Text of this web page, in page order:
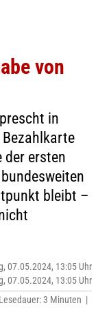
von
in
der ersten
bleibt –
07.05.2024, 13:05 Uhr
07.05.2024, 13:05 Uhr
Lesedauer: 3 Minuten |